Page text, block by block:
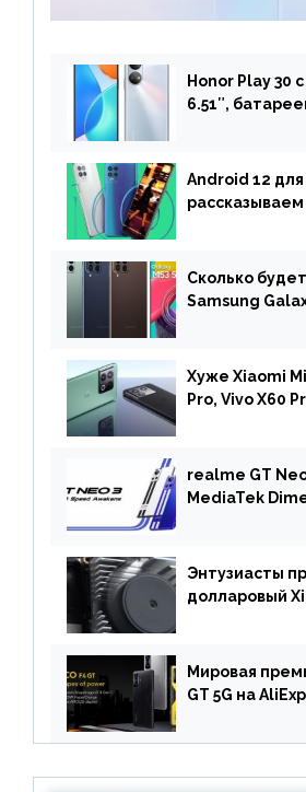
Honor Play 30
6.51″,
Android 12 для
рассказываем
Сколько
Samsung
Хуже Xiaomi Mi
Pro, Vivo X60
OnePlus 10 Pro
realme GT
MediaTek
Энтузиасты
долларовый
Мировая
GT 5G на
Snapdragon 8